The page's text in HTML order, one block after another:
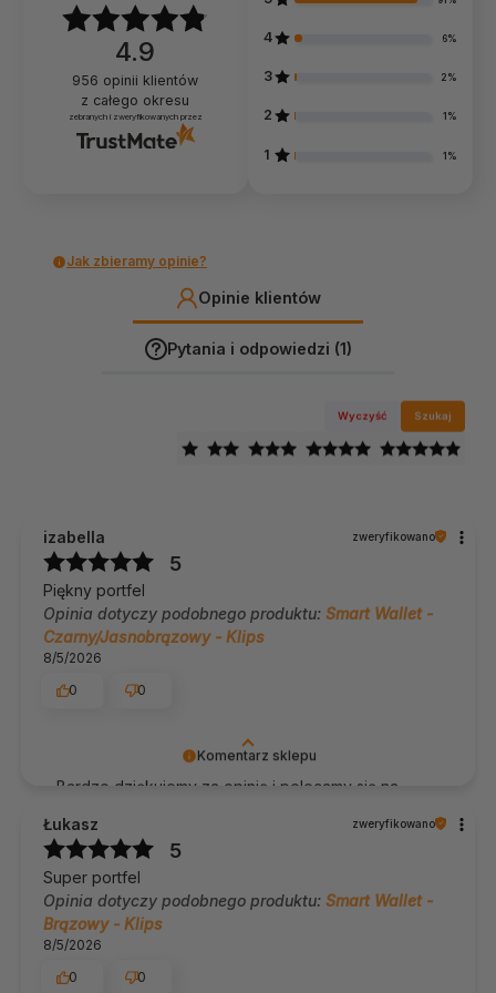
4.9
956 opinii klientów
z całego okresu
zebranych i zweryfikowanych przez
4 6%
3 2%
2 1%
1 1%
Jak zbieramy opinie?
Opinie klientów
Pytania i odpowiedzi (1)
Wyczyść Szukaj
Komentarz sklepu
Bardzo dziękujemy za opinię i polecamy się na
James Hawk
izabella zweryfikowano
5
Piękny portfel
Opinia dotyczy podobnego produktu: Smart Wallet -
Czarny/Jasnobrązowy - Klips
8/5/2026
0
0
Łukasz zweryfikowano
5
Super portfel
Opinia dotyczy podobnego produktu: Smart Wallet -
Brązowy - Klips
8/5/2026
0
0